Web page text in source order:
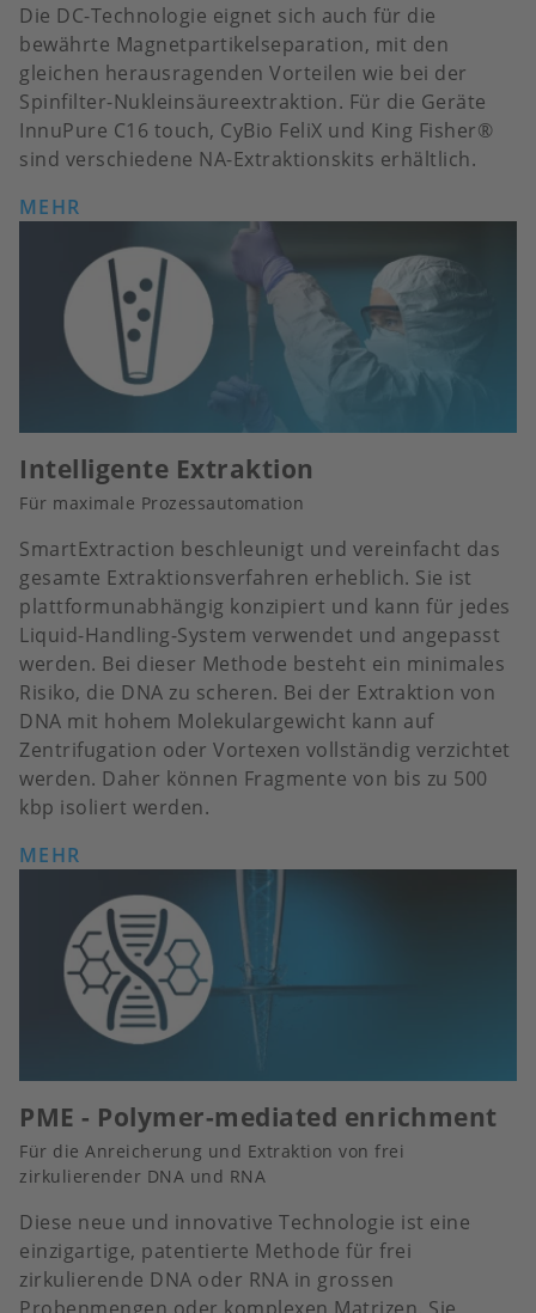
Die DC-Technologie eignet sich auch für die
bewährte Magnetpartikelseparation, mit den
gleichen herausragenden Vorteilen wie bei der
Spinfilter-Nukleinsäureextraktion. Für die Geräte
InnuPure C16 touch, CyBio FeliX und King Fisher®
sind verschiedene NA-Extraktionskits erhältlich.
MEHR
Intelligente Extraktion
Für maximale Prozessautomation
SmartExtraction beschleunigt und vereinfacht das
gesamte Extraktionsverfahren erheblich. Sie ist
plattformunabhängig konzipiert und kann für jedes
Liquid-Handling-System verwendet und angepasst
werden. Bei dieser Methode besteht ein minimales
Risiko, die DNA zu scheren. Bei der Extraktion von
DNA mit hohem Molekulargewicht kann auf
Zentrifugation oder Vortexen vollständig verzichtet
werden. Daher können Fragmente von bis zu 500
kbp isoliert werden.
MEHR
PME - Polymer-mediated enrichment
Für die Anreicherung und Extraktion von frei
zirkulierender DNA und RNA
Diese neue und innovative Technologie ist eine
einzigartige, patentierte Methode für frei
zirkulierende DNA oder RNA in grossen